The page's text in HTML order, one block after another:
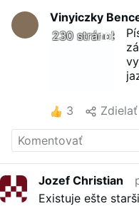
Vinyiczky
230 stránok
3 Zdielať
Jozef Christian
Existuje ešte